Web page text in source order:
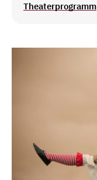
Theaterprogramm